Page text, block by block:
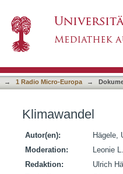
→ 1 Radio Micro-Europa →
Klimawandel
Autor(en):
Hägele,
Moderation:
Leonie
Redaktion:
Ulrich